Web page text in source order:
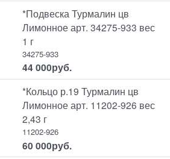
*Подвеска Турмалин цв
Лимонное арт. 34275-933 вес
1 г
34275-933
44 000руб.
*Кольцо р.19 Турмалин цв
Лимонное арт. 11202-926 вес
2,43 г
11202-926
60 000руб.